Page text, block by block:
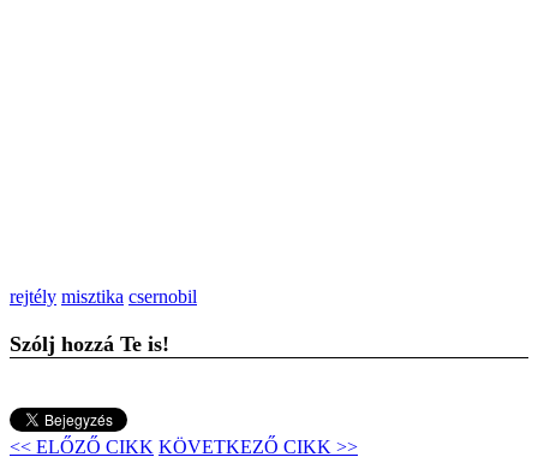
rejtély misztika csernobil
Szólj hozzá Te is!
<< ELŐZŐ CIKK KÖVETKEZŐ CIKK >>